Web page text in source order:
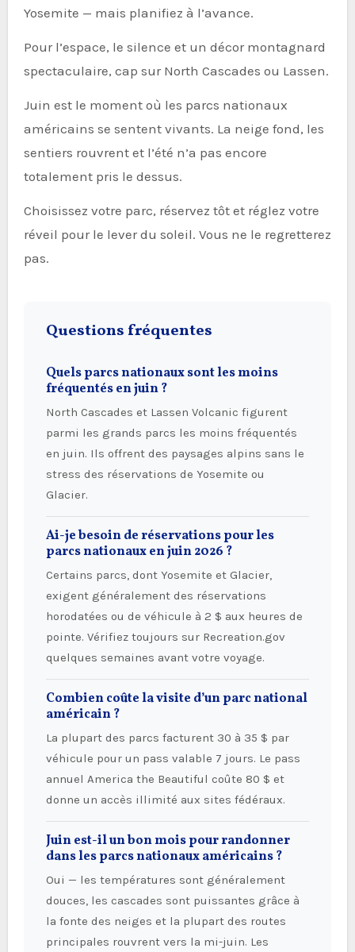
Yosemite — mais planifiez à l’avance.
Pour l’espace, le silence et un décor montagnard
spectaculaire, cap sur North Cascades ou Lassen.
Juin est le moment où les parcs nationaux
américains se sentent vivants. La neige fond, les
sentiers rouvrent et l’été n’a pas encore
totalement pris le dessus.
Choisissez votre parc, réservez tôt et réglez votre
réveil pour le lever du soleil. Vous ne le regretterez
pas.
Questions fréquentes
Quels parcs nationaux sont les moins
fréquentés en juin ?
North Cascades et Lassen Volcanic figurent
parmi les grands parcs les moins fréquentés
en juin. Ils offrent des paysages alpins sans le
stress des réservations de Yosemite ou
Glacier.
Ai-je besoin de réservations pour les
parcs nationaux en juin 2026 ?
Certains parcs, dont Yosemite et Glacier,
exigent généralement des réservations
horodatées ou de véhicule à 2 $ aux heures de
pointe. Vérifiez toujours sur Recreation.gov
quelques semaines avant votre voyage.
Combien coûte la visite d’un parc national
américain ?
La plupart des parcs facturent 30 à 35 $ par
véhicule pour un pass valable 7 jours. Le pass
annuel America the Beautiful coûte 80 $ et
donne un accès illimité aux sites fédéraux.
Juin est-il un bon mois pour randonner
dans les parcs nationaux américains ?
Oui — les températures sont généralement
douces, les cascades sont puissantes grâce à
la fonte des neiges et la plupart des routes
principales rouvrent vers la mi-juin. Les